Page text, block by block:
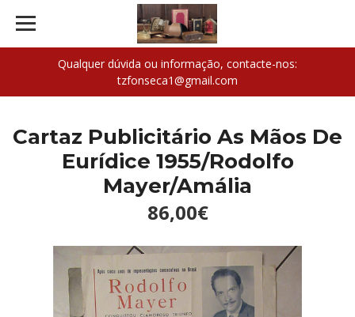
Qualquer dúvida ou informação, contacte-nos:
tzfonseca1@gmail.com
Cartaz Publicitário As Mãos De
Eurídice 1955/Rodolfo
Mayer/Amália
86,00€